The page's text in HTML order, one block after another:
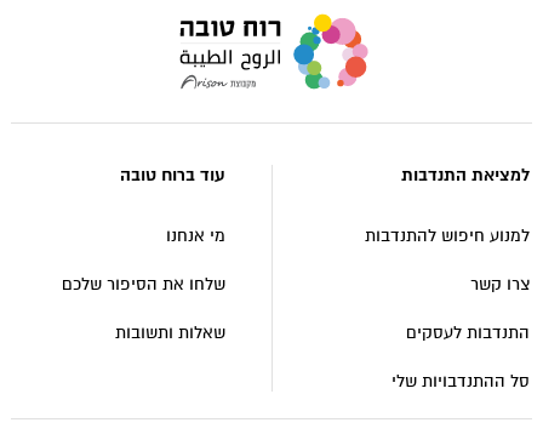
רוח
למציאת התנדבות
למנוע חיפוש להתנדבות
צרו קשר
התנדבות לעסקים
סל ההתנדבויות שלי
עוד ברוח טובה
מי אנחנו
שלחו את הסיפור שלכם
שאלות ותשובות